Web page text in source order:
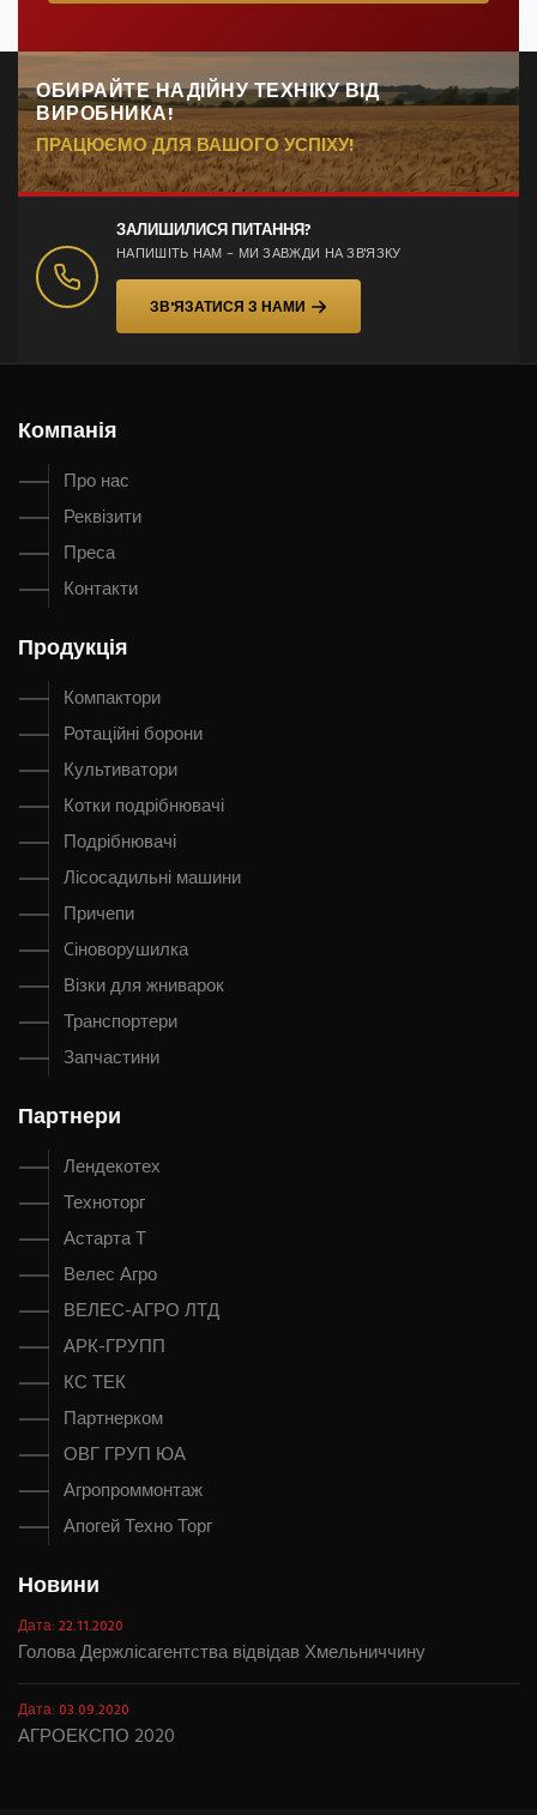
ОБИРАЙТЕ НАДІЙНУ ТЕХНІКУ ВІД
ВИРОБНИКА!
ПРАЦЮЄМО ДЛЯ ВАШОГО УСПІХУ!
ЗАЛИШИЛИСЯ ПИТАННЯ?
НАПИШІТЬ НАМ – МИ ЗАВЖДИ НА ЗВ'ЯЗКУ
ЗВ'ЯЗАТИСЯ З НАМИ
Компанія
Про нас
Реквізити
Преса
Контакти
Продукція
Компактори
Ротаційні борони
Культиватори
Котки подрібнювачі
Подрібнювачі
Лісосадильні машини
Причепи
Cіноворушилка
Візки для жниварок
Транспортери
Запчастини
Партнери
Лендекотех
Техноторг
Астарта Т
Велес Агро
ВЕЛЕС-АГРО ЛТД
АРК-ГРУПП
КС ТЕК
Партнерком
ОВГ ГРУП ЮА
Агропроммонтаж
Апогей Техно Торг
Новини
Дата: 22.11.2020
Голова Держлісагентства відвідав Хмельниччину
Дата: 03.09.2020
АГРОЕКСПО 2020